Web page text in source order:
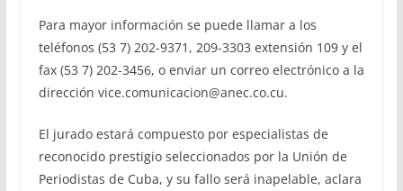
Para mayor información se puede llamar a los
teléfonos (53 7) 202-9371, 209-3303 extensión 109 y el
fax (53 7) 202-3456, o enviar un correo electrónico a la
dirección vice.comunicacion@anec.co.cu.
El jurado estará compuesto por especialistas de
reconocido prestigio seleccionados por la Unión de
Periodistas de Cuba, y su fallo será inapelable, aclara